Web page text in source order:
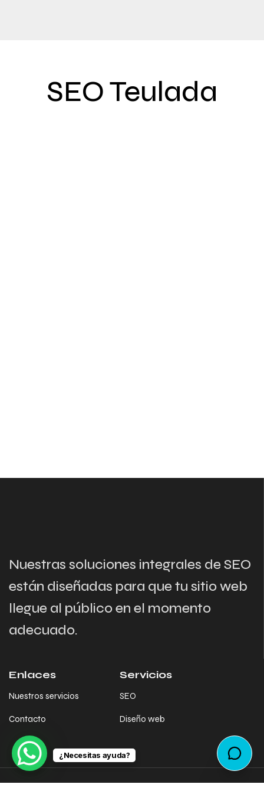
SEO Teulada
Nuestras soluciones integrales de SEO
están diseñadas para que tu sitio web
llegue al público en el momento
adecuado.
Enlaces
Nuestros servicios
Contacto
Servicios
SEO
Diseño web
¿Necesitas ayuda?